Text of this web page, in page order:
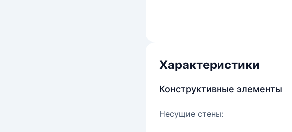
Характеристики
Конструктивные элементы
Несущие стены: